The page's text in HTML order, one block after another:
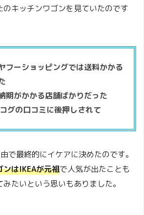
のキッチンワゴンを見ていたのです
フーショッピングでは送料かかる
期がかかる店舗ばかりだった
グの口コミに後押しされて
で最終的にイケアに決めたのです。
ンはIKEAが元祖で人気が出たことも
たいという思いもありました。